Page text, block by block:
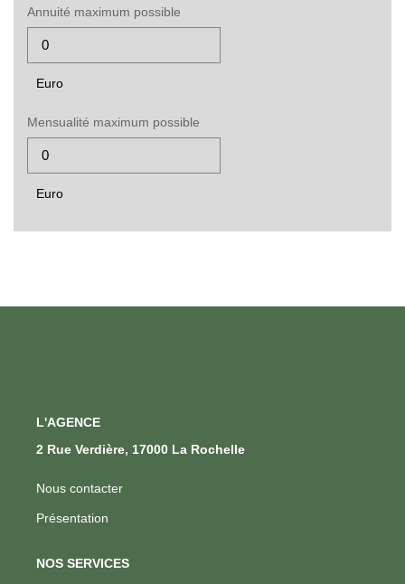
Annuité maximum possible
Euro
Mensualité maximum possible
Euro
L'AGENCE
2 Rue Verdière, 17000 La Rochelle
Nous contacter
Présentation
NOS SERVICES